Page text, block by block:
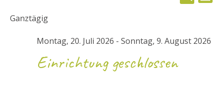
und
SUCHE
wählen.
Ganztägig
Montag, 20. Juli 2026 - Sonntag, 9. August 2026
Einrichtung geschlossen